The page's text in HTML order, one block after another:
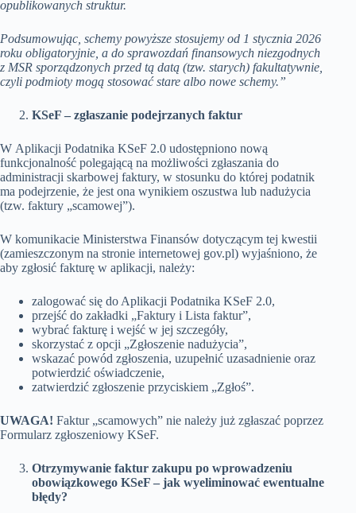
opublikowanych struktur.
Podsumowując, schemy powyższe stosujemy od 1 stycznia 2026
roku obligatoryjnie, a do sprawozdań finansowych niezgodnych
z MSR sporządzonych przed tą datą (tzw. starych) fakultatywnie,
czyli podmioty mogą stosować stare albo nowe schemy.”
KSeF – zgłaszanie podejrzanych faktur
W Aplikacji Podatnika KSeF 2.0 udostępniono nową
funkcjonalność polegającą na możliwości zgłaszania do
administracji skarbowej faktury, w stosunku do której podatnik
ma podejrzenie, że jest ona wynikiem oszustwa lub nadużycia
(tzw. faktury „scamowej”).
W komunikacie Ministerstwa Finansów dotyczącym tej kwestii
(zamieszczonym na stronie internetowej gov.pl) wyjaśniono, że
aby zgłosić fakturę w aplikacji, należy:
zalogować się do Aplikacji Podatnika KSeF 2.0,
przejść do zakładki „Faktury i Lista faktur”,
wybrać fakturę i wejść w jej szczegóły,
skorzystać z opcji „Zgłoszenie nadużycia”,
wskazać powód zgłoszenia, uzupełnić uzasadnienie oraz
potwierdzić oświadczenie,
zatwierdzić zgłoszenie przyciskiem „Zgłoś”.
UWAGA! Faktur „scamowych” nie należy już zgłaszać poprzez
Formularz zgłoszeniowy KSeF.
Otrzymywanie faktur zakupu po wprowadzeniu
obowiązkowego KSeF – jak wyeliminować ewentualne
błędy?